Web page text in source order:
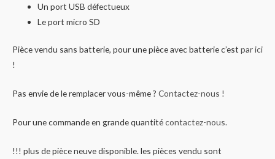
Un port USB défectueux
Le port micro SD
Pièce vendu sans batterie, pour une pièce avec batterie c’est par ici
!
Pas envie de le remplacer vous-même ? Contactez-nous !
Pour une commande en grande quantitécontactez-nous.
!!! plus de pièce neuve disponible. les pièces vendu sont